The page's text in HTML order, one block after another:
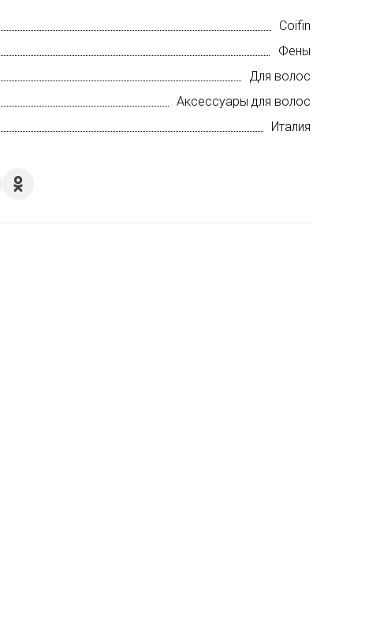
Coifin
Фены
Для волос
Аксессуары для волос
Италия